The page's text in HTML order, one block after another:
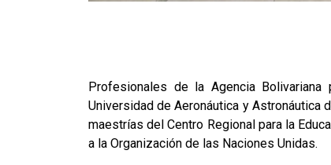
Profesionales de la Agencia
Universidad de Aeronáutica y Astronáutica
maestrías del Centro Regional para la
a la Organización de las Naciones Unidas.